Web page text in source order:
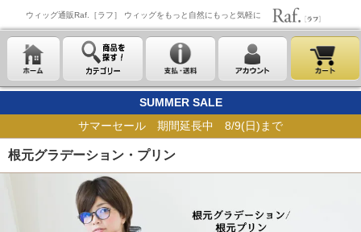
ウィッグ通販Raf.［ラフ］ ウィッグをもっと自然にもっと気軽に
SUMMER SALE
サマーセール 期間延長中 8/9(日)まで
根元グラデーション・プリン